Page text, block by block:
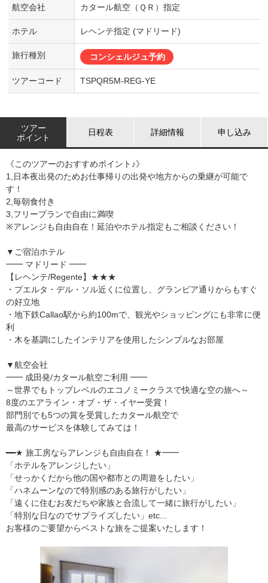
航空会社 カタール航空（ＱＲ）指定
ホテル レヘンテ指定 (マドリード)
旅行種別 コンシェルジュ予約
ツアーコード TSPQR5M-REG-YE
ツアー
ポイント
日程表 詳細情報 申し込み
《このツアーのおすすめポイント♪》
1,日本夜出発のためお仕事帰りの出発や地方からの乗継が可能で
す！
2,毎朝食付き
3,フリープランで自由に満喫
※アレンジも自由自在！延泊やホテル指定もご相談ください！
▼ご宿泊ホテル
━━ マドリード ━━
【レヘンテ/Regente】★★★
・プエルタ・デル・ソル近くに位置し、グランビア通りからもすぐ
の好立地
・地下鉄Callao駅から約100mで、観光やショッピングにも非常に便
利
・木を基調にしたインテリアを使用したシンプルなお部屋
▼航空会社
━━ 成田発/カタール航空ご利用 ━━
～世界でもトップレベルのエコノミークラスで快適な空の旅へ～
8度のエアライン・オブ・ザ・イヤー受賞！
部門別でも5つの賞を受賞したカタール航空で
最高のサービスを体験してみては！
━━★ 旅工房ならアレンジも自由自在！ ★━━
「ホテルをアレンジしたい」
「せっかくだから他の国や都市との周遊をしたい」
「ハネムーンなので特別感のある旅行がしたい」
「遠くに住むお友だちや家族と合流して一緒に旅行がしたい」
「特別な日なのでサプライズしたい」etc...
お客様のご要望からベストな旅をご提案いたします！